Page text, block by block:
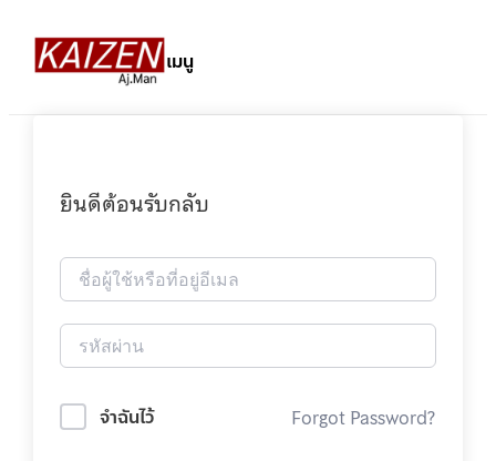
เมนู
ยินดีต้อนรับกลับ
จำฉันไว้ Forgot Password?